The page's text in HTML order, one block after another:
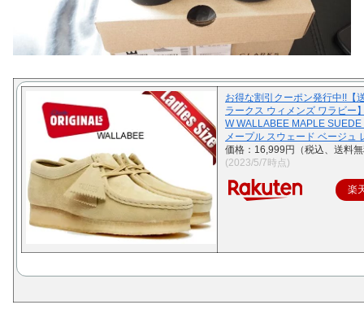
お得な割引クーポン発行中!!【
ラークス ウィメンズ ワラビー
W WALLABEE MAPLE
メープル スウェード ベージュ
価格：16,999円（税込、送料
(2023/5/7時点)
楽